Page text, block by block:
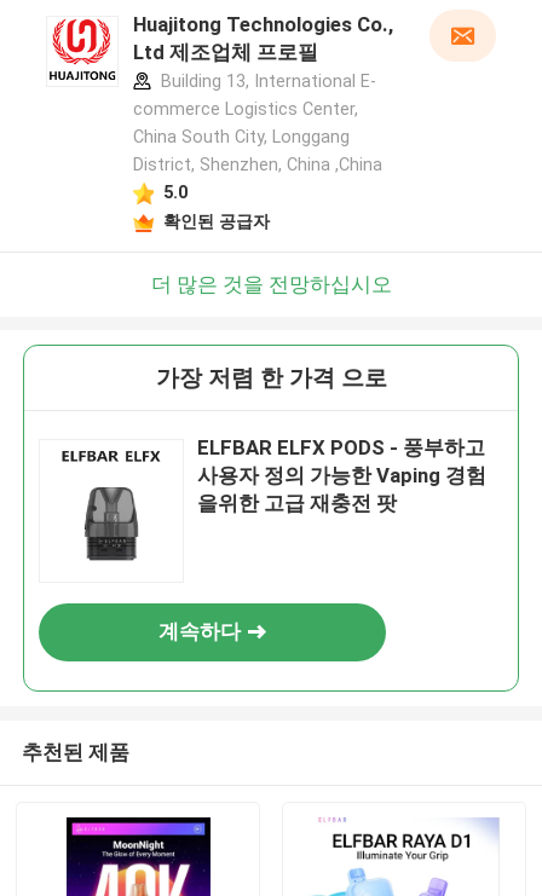
Huajitong Technologies Co.,
Ltd 제조업체 프로필
Building 13, International E-
commerce Logistics Center,
China South City, Longgang
District, Shenzhen, China ,China
5.0
확인된 공급자
더 많은 것을 전망하십시오
가장 저렴 한 가격 으로
ELFBAR ELFX PODS - 풍부하고
사용자 정의 가능한 Vaping 경험
을위한 고급 재충전 팟
계속하다
추천된 제품